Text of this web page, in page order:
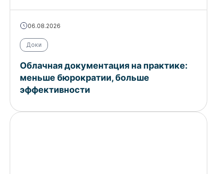
06.08.2026
Доки
Облачная документация на практике:
меньше бюрократии, больше
эффективности